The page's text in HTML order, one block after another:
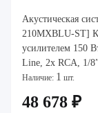
Акустическая
210MXBLU-ST]
усилителем 150
Line, 2x RCA, 1/
TRS Headphones,
Наличие: 1 шт.
48 678 ₽